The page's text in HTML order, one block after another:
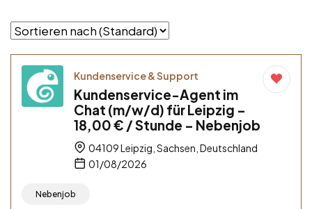
Kundenservice & Support
Kundenservice-Agent im
Chat (m/w/d) für Leipzig –
18,00 € / Stunde – Nebenjob
04109 Leipzig, Sachsen, Deutschland
01/08/2026
Nebenjob